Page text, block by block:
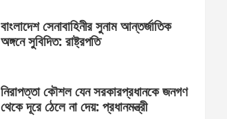
বাংলাদেশ সেনাবাহিনীর সুনাম আন্তর্জাতিক
অঙ্গনে সুবিদিত: রাষ্ট্রপতি
নিরাপত্তা কৌশল যেন সরকারপ্রধানকে জনগণ
থেকে দূরে ঠেলে না দেয়: প্রধানমন্ত্রী